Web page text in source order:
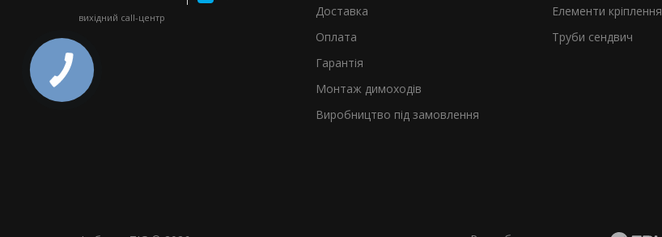
вихідний call-центр
Доставка
Оплата
Гарантія
Монтаж димоходів
Виробництво під замовлення
Елементи кріплення
Труби сендвич